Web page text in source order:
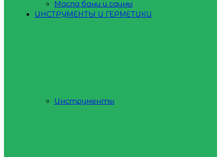
Масла бани и сауны
ИНСТРУМЕНТЫ И ГЕРМЕТИКИ
Инструменты